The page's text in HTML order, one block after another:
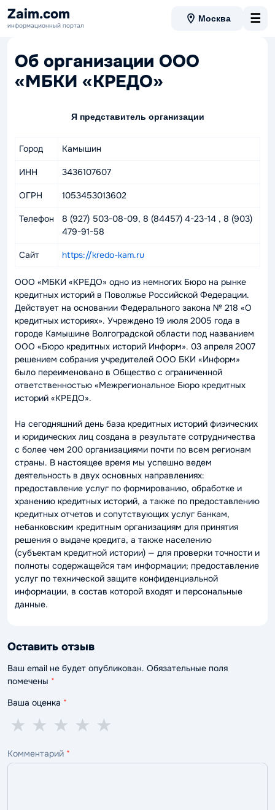
Zaim.com
информационный портал
Москва ☰
Об организации ООО
«МБКИ «КРЕДО»
Я представитель организации
Город Камышин
ИНН 3436107607
ОГРН 1053453013602
Телефон
8 (927) 503-08-09, 8 (84457) 4-23-14 , 8 (903)
479-91-58
Сайт https://kredo-kam.ru
ООО «МБКИ «КРЕДО» одно из немногих Бюро на рынке
кредитных историй в Поволжье Российской Федерации.
Действует на основании Федерального закона № 218 «О
кредитных историях». Учреждено 19 июля 2005 года в
городе Камышине Волгоградской области под названием
ООО «Бюро кредитных историй Информ». 03 апреля 2007
решением собрания учредителей ООО БКИ «Информ»
было переименовано в Общество с ограниченной
ответственностью «Межрегиональное Бюро кредитных
историй «КРЕДО».
На сегодняшний день база кредитных историй физических
и юридических лиц создана в результате сотрудничества
с более чем 200 организациями почти по всем регионам
страны. В настоящее время мы успешно ведем
деятельность в двух основных направлениях:
предоставление услуг по формированию, обработке и
хранению кредитных историй, а также по предоставлению
кредитных отчетов и сопутствующих услуг банкам,
небанковским кредитным организациям для принятия
решения о выдаче кредита, а также населению
(субъектам кредитной истории) — для проверки точности и
полноты содержащейся там информации; предоставление
услуг по технической защите конфиденциальной
информации, в состав которой входят и персональные
данные.
Оставить отзыв
Ваш email не будет опубликован. Обязательные поля
помечены *
Ваша оценка *
5
—
★
4
—
★
3
—
★
2
—
★
1
—
★
Комментарий *